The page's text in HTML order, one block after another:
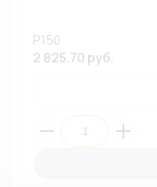
P150
2 825.70 руб.